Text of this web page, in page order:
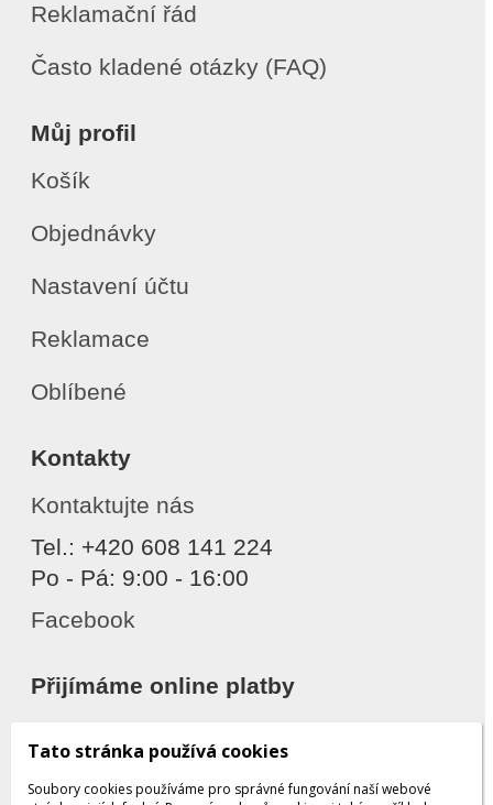
Reklamační řád
Často kladené otázky (FAQ)
Můj profil
Košík
Objednávky
Nastavení účtu
Reklamace
Oblíbené
Kontakty
Kontaktujte nás
Tel.: +420 608 141 224
Po - Pá: 9:00 - 16:00
Facebook
Přijímáme online platby
Tato stránka používá cookies
Soubory cookies používáme pro správné fungování naší webové